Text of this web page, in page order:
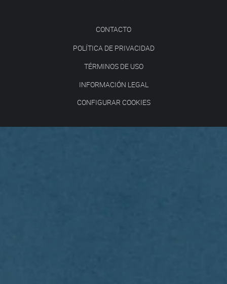
CONTACTO
POLÍTICA DE PRIVACIDAD
TÉRMINOS DE USO
INFORMACIÓN LEGAL
CONFIGURAR COOKIES